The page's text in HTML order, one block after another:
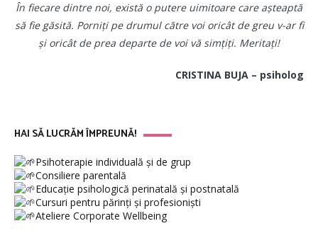
În fiecare dintre noi, există o putere uimitoare care așteaptă
să fie găsită. Porniți pe drumul către voi oricât de greu v-ar fi
și oricât de prea departe de voi vă simțiți. Meritați!
CRISTINA BUJA – psiholog
HAI SĂ LUCRĂM ÎMPREUNĂ!
Psihoterapie individuală și de grup
Consiliere parentală
Educație psihologică perinatală și postnatală
Cursuri pentru părinți și profesioniști
Ateliere Corporate Wellbeing